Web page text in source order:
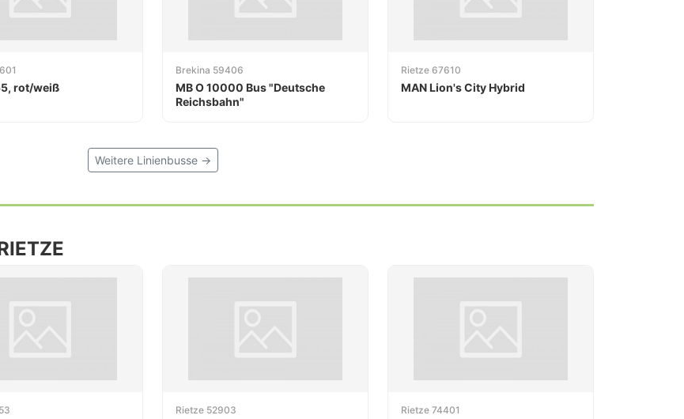
rot/weiß
Brekina 59406
MB O 10000 Bus "Deutsche
Reichsbahn"
Rietze 67610
MAN Lion's City Hybrid
Weitere Linienbusse →
Rietze 52903 Rietze 74401